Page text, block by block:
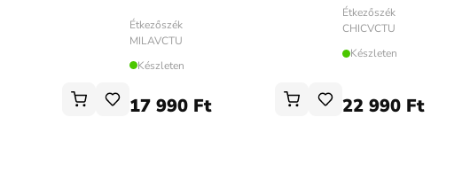
Étkezőszék
MILAVCTU
Készleten
17 990 Ft
Étkezőszék
CHICVCTU
Készleten
22 990 Ft